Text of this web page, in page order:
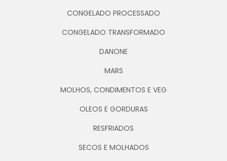
CONGELADO PROCESSADO
CONGELADO TRANSFORMADO
DANONE
MARS
MOLHOS, CONDIMENTOS E VEG
OLEOS E GORDURAS
RESFRIADOS
SECOS E MOLHADOS